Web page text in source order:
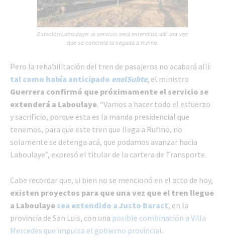
Estación Laboulaye: el servicio será extendido allí una vez
que se concrete la llegada a Rufino.
Pero la rehabilitación del tren de pasajeros no acabará allí:
tal como había anticipado enelSubte, el ministro
Guerrera confirmó que próximamente el servicio se
extenderá a Laboulaye. “Vamos a hacer todo el esfuerzo
y sacrificio, porque esta es la manda presidencial que
tenemos, para que este tren que llega a Rufino, no
solamente se detenga acá, que podamos avanzar hacia
Laboulaye”, expresó el titular de la cartera de Transporte.
Cabe recordar que, si bien no se mencionó en el acto de hoy,
existen proyectos para que una vez que el tren llegue
a Laboulaye sea extendido a Justo Daract, en la
provincia de San Luis, con una posible combinación a Villa
Mercedes que impulsa el gobierno provincial.